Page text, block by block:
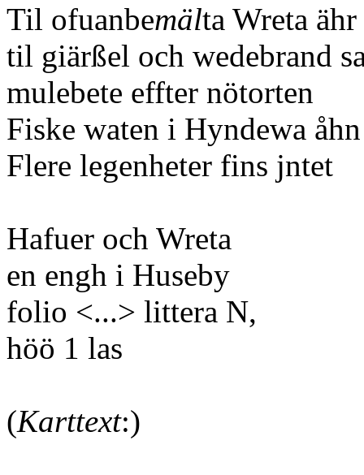
Til ofuanbemälta Wreta
til giärßel och wedebrand
mulebete effter nötorten
Fiske waten i Hyndewa åhn
Flere legenheter fins jntet
Hafuer och Wreta
en engh i Huseby
folio <...> littera N,
höö 1 las
(Karttext:)